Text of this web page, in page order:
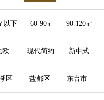
以下 60-90㎡ 90-120㎡
欧 现代简约 新中式
区 盐都区 东台市